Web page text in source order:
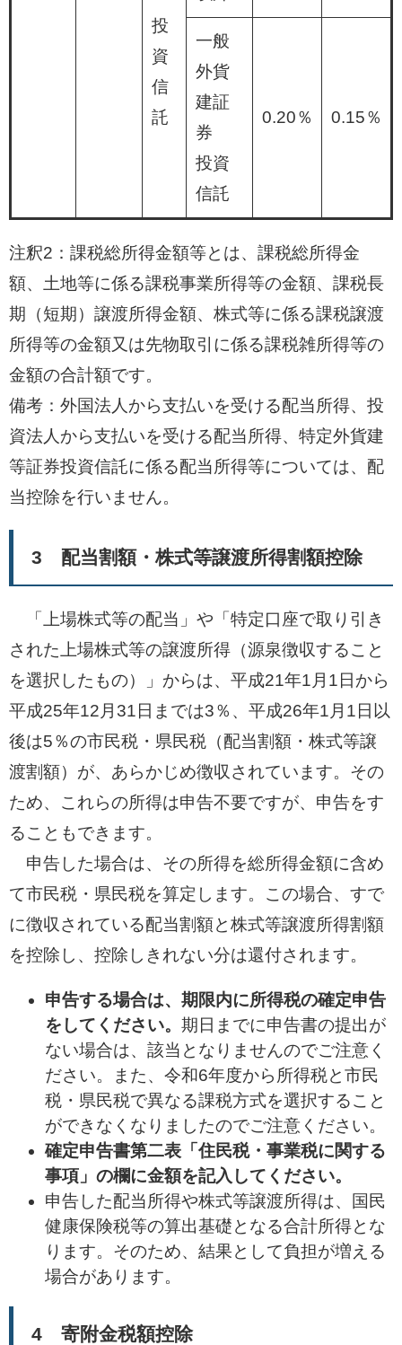
投
資
信
託
一般
外貨
建証
券
投資
信託
0.20％ 0.15％
注釈2：課税総所得金額等とは、課税総所得金
額、土地等に係る課税事業所得等の金額、課税長
期（短期）譲渡所得金額、株式等に係る課税譲渡
所得等の金額又は先物取引に係る課税雑所得等の
金額の合計額です。
備考：外国法人から支払いを受ける配当所得、投
資法人から支払いを受ける配当所得、特定外貨建
等証券投資信託に係る配当所得等については、配
当控除を行いません。
3 配当割額・株式等譲渡所得割額控除
「上場株式等の配当」や「特定口座で取り引き
された上場株式等の譲渡所得（源泉徴収すること
を選択したもの）」からは、平成21年1月1日から
平成25年12月31日までは3％、平成26年1月1日以
後は5％の市民税・県民税（配当割額・株式等譲
渡割額）が、あらかじめ徴収されています。その
ため、これらの所得は申告不要ですが、申告をす
ることもできます。
申告した場合は、その所得を総所得金額に含め
て市民税・県民税を算定します。この場合、すで
に徴収されている配当割額と株式等譲渡所得割額
を控除し、控除しきれない分は還付されます。
申告する場合は、期限内に所得税の確定申告
をしてください。 期日までに申告書の提出が
ない場合は、該当となりませんのでご注意く
ださい。また、令和6年度から所得税と市民
税・県民税で異なる課税方式を選択すること
ができなくなりましたのでご注意ください。
確定申告書第二表「住民税・事業税に関する
事項」の欄に金額を記入してください。
申告した配当所得や株式等譲渡所得は、国民
健康保険税等の算出基礎となる合計所得とな
ります。そのため、結果として負担が増える
場合があります。
4 寄附金税額控除